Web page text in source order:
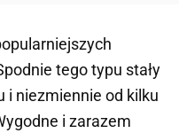
tego typu stały
i niezmiennie od kilku
i zarazem